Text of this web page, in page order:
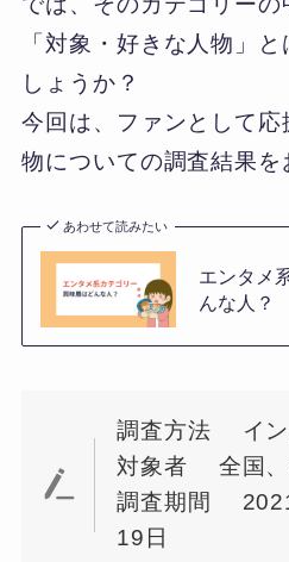
「対象・好きな人物」
しょうか？
今回は、ファンとして応
物についての調査結果を
あわせて読みたい
エンタメ
んな人？
調査方法 イン
対象者 全国、
調査期間
19日